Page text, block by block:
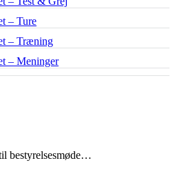
– Ture
– Træning
– Meninger
bestyrelsesmøde…